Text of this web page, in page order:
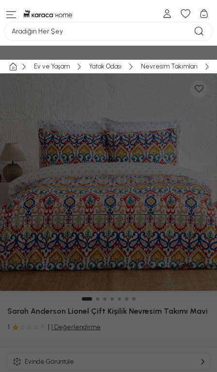
Aradığın Her Şey
Ev ve Yaşam Yatak Odası Nevresim Takımları
Sarah Anderson Lionel Çift Kişilik Nevresim Takımı Mavi
1 1 Değerlendirme
Evinde Görüntüle